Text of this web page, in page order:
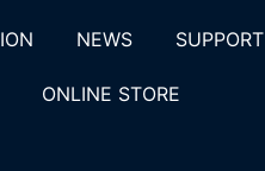
NEWS SUPPORT
ONLINE STORE